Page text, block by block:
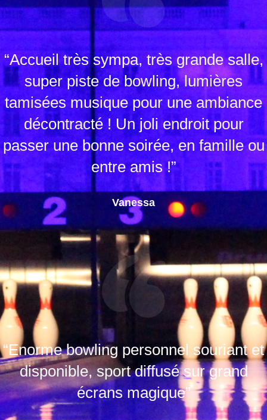
“Accueil très sympa, très grande salle,
super piste de bowling, lumières
tamisées musique pour une ambiance
décontracté ! Un joli endroit pour
passer une bonne soirée, en famille ou
entre amis !”
Vanessa
“Enorme bowling personnel souriant et
disponible, sport diffusé sur grand
écrans magique”